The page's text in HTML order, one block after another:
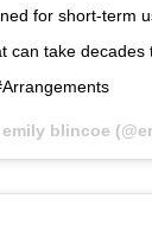
for short-term
can take decades